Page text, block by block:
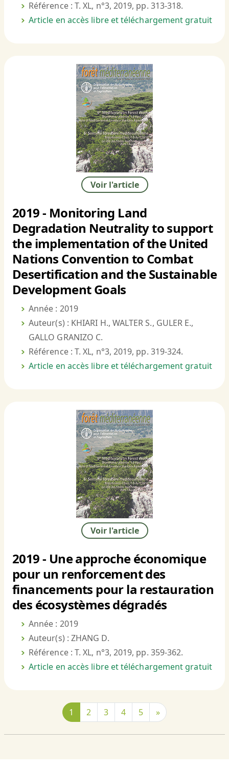
Référence : T. XL, n°3, 2019, pp. 313-318.
Article en accès libre et téléchargement gratuit
Voir l'article
2019 - Monitoring Land
Degradation Neutrality to support
the implementation of the United
Nations Convention to Combat
Desertification and the Sustainable
Development Goals
Année : 2019
Auteur(s) : KHIARI H., WALTER S., GULER E.,
GALLO GRANIZO C.
Référence : T. XL, n°3, 2019, pp. 319-324.
Article en accès libre et téléchargement gratuit
Voir l'article
2019 - Une approche économique
pour un renforcement des
financements pour la restauration
des écosystèmes dégradés
Année : 2019
Auteur(s) : ZHANG D.
Référence : T. XL, n°3, 2019, pp. 359-362.
Article en accès libre et téléchargement gratuit
1 2 3 4 5 »